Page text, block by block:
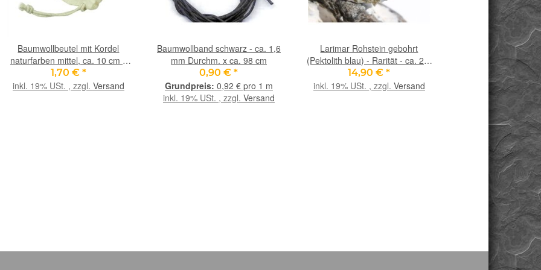
Baumwollbeutel mit Kordel
naturfarben mittel, ca. 10 cm x
13,5 cm
1,70 € *
inkl. 19% USt. , zzgl. Versand
Baumwollband schwarz - ca. 1,6
mm Durchm. x ca. 98 cm
0,90 €*
0,92 € pro 1 m
inkl. 19% USt. , zzgl. Versand
Larimar Rohstein gebohrt
(Pektolith blau) - Rarität - ca. 2,7
cm x 3 cm x 1,7 cm
14,90 €*
inkl. 19% USt. , zzgl. Versand
Nylonband /
- ca. 2 mm Durchm.
0,70 €*
0,71
inkl. 19% USt. ,